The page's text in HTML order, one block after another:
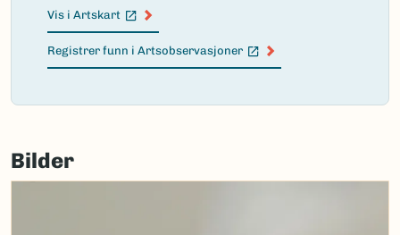
Vis i Artskart
(Ekstern lenke)
Registrer funn i Artsobservasjoner
(Ekstern lenke)
Failed
load
Bilder